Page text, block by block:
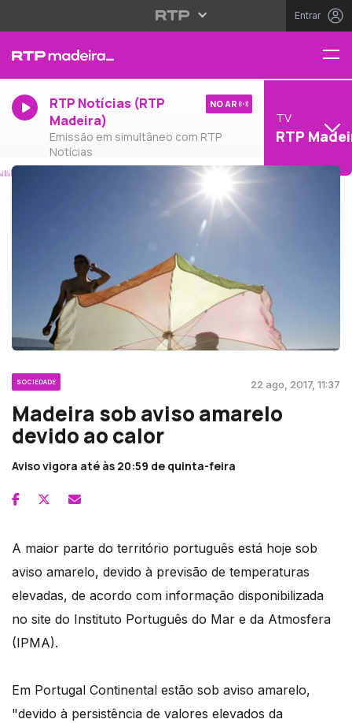
Entrar
RTP Notícias (RTP
Madeira)
Emissão em simultâneo com RTP
Notícias
NO AR
TV
RTP
SOCIEDADE 22 ago, 2017, 11:37
Madeira sob aviso amarelo
devido ao calor
Aviso vigora até às 20:59 de quinta-feira
A maior parte do território português está hoje sob
aviso amarelo, devido à previsão de temperaturas
elevadas, de acordo com informação disponibilizada
no site do Instituto Português do Mar e da Atmosfera
(IPMA).
Em Portugal Continental estão sob aviso amarelo,
"devido à persistência de valores elevados da